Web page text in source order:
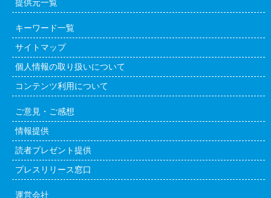
提供元一覧
キーワード一覧
サイトマップ
個人情報の取り扱いについて
コンテンツ利用について
ご意見・ご感想
情報提供
読者プレゼント提供
プレスリリース窓口
運営会社